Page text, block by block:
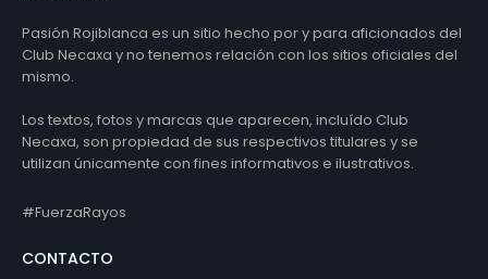
Pasión Rojiblanca es un sitio hecho por y para aficionados del
Club Necaxa y no tenemos relación con los sitios oficiales del
mismo.
Los textos, fotos y marcas que aparecen, incluído Club
Necaxa, son propiedad de sus respectivos titulares y se
utilizan únicamente con fines informativos e ilustrativos.
#FuerzaRayos
CONTACTO